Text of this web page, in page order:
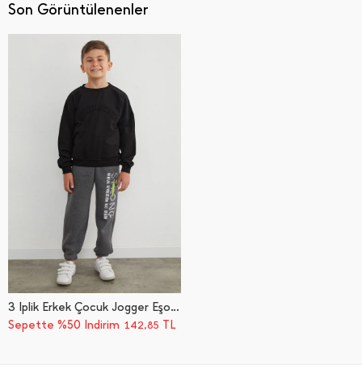
Son Görüntülenenler
3 İ̇plik Erkek Çocuk Jogger Eşofman Altı
Sepette %50 İndirim 142,85 TL